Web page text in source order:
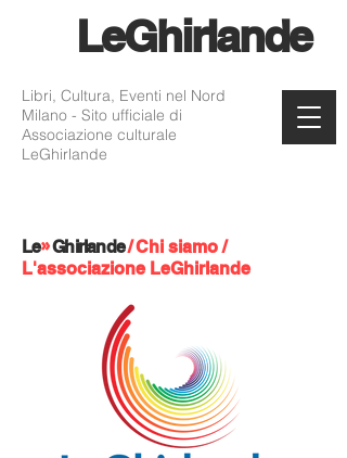
LeGhirlande
Libri, Cultura, Eventi nel Nord
Milano - Sito ufficiale di
Associazione culturale
LeGhirlande
Le»Ghirlande/Chi siamo/
L'associazione LeGhirlande